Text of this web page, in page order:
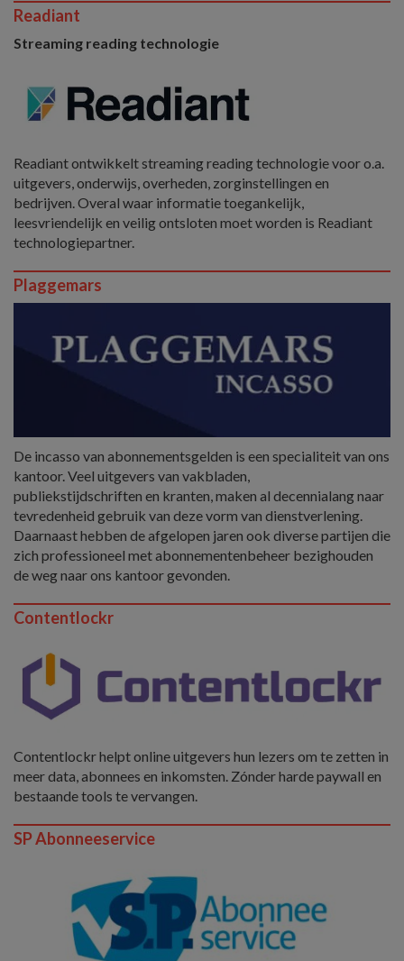
Readiant
Streaming reading technologie
Readiant ontwikkelt streaming reading technologie voor o.a.
uitgevers, onderwijs, overheden, zorginstellingen en
bedrijven. Overal waar informatie toegankelijk,
leesvriendelijk en veilig ontsloten moet worden is Readiant
technologiepartner.
Plaggemars
De incasso van abonnementsgelden is een specialiteit van ons
kantoor. Veel uitgevers van vakbladen,
publiekstijdschriften en kranten, maken al decennialang naar
tevredenheid gebruik van deze vorm van dienstverlening.
Daarnaast hebben de afgelopen jaren ook diverse partijen die
zich professioneel met abonnementenbeheer bezighouden
de weg naar ons kantoor gevonden.
Contentlockr
Contentlockr helpt online uitgevers hun lezers om te zetten in
meer data, abonnees en inkomsten. Zónder harde paywall en
bestaande tools te vervangen.
SP Abonneeservice